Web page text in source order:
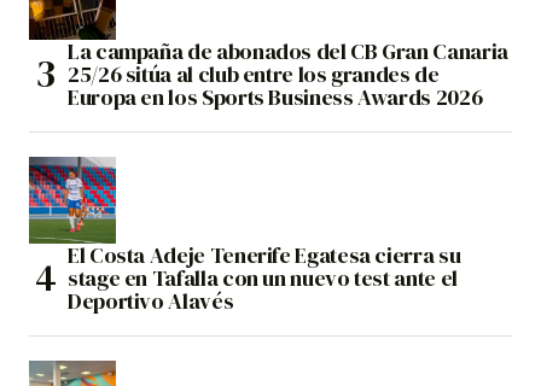
La campaña de abonados del CB Gran Canaria
25/26 sitúa al club entre los grandes de
Europa en los Sports Business Awards 2026
El Costa Adeje Tenerife Egatesa cierra su
stage en Tafalla con un nuevo test ante el
Deportivo Alavés